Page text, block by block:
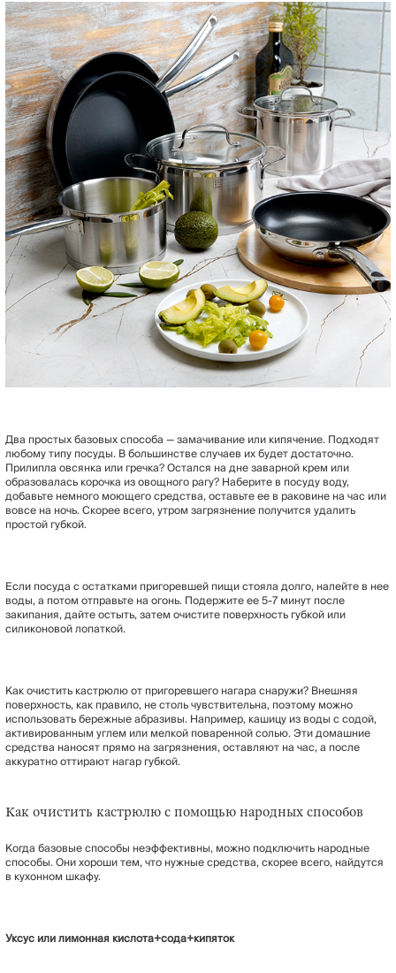
Два простых базовых способа — замачивание или кипячение. Подходят
любому типу посуды. В большинстве случаев их будет достаточно.
Прилипла овсянка или гречка? Остался на дне заварной крем или
образовалась корочка из овощного рагу? Наберите в посуду воду,
добавьте немного моющего средства, оставьте ее в раковине на час или
вовсе на ночь. Скорее всего, утром загрязнение получится удалить
простой губкой.
Если посуда с остатками пригоревшей пищи стояла долго, налейте в нее
воды, а потом отправьте на огонь. Подержите ее 5-7 минут после
закипания, дайте остыть, затем очистите поверхность губкой или
силиконовой лопаткой.
Как очистить кастрюлю от пригоревшего нагара снаружи? Внешняя
поверхность, как правило, не столь чувствительна, поэтому можно
использовать бережные абразивы. Например, кашицу из воды с содой,
активированным углем или мелкой поваренной солью. Эти домашние
средства наносят прямо на загрязнения, оставляют на час, а после
аккуратно оттирают нагар губкой.
Как очистить кастрюлю с помощью народных способов
Когда базовые способы неэффективны, можно подключить народные
способы. Они хороши тем, что нужные средства, скорее всего, найдутся
в кухонном шкафу.
Уксус или лимонная кислота+сода+кипяток